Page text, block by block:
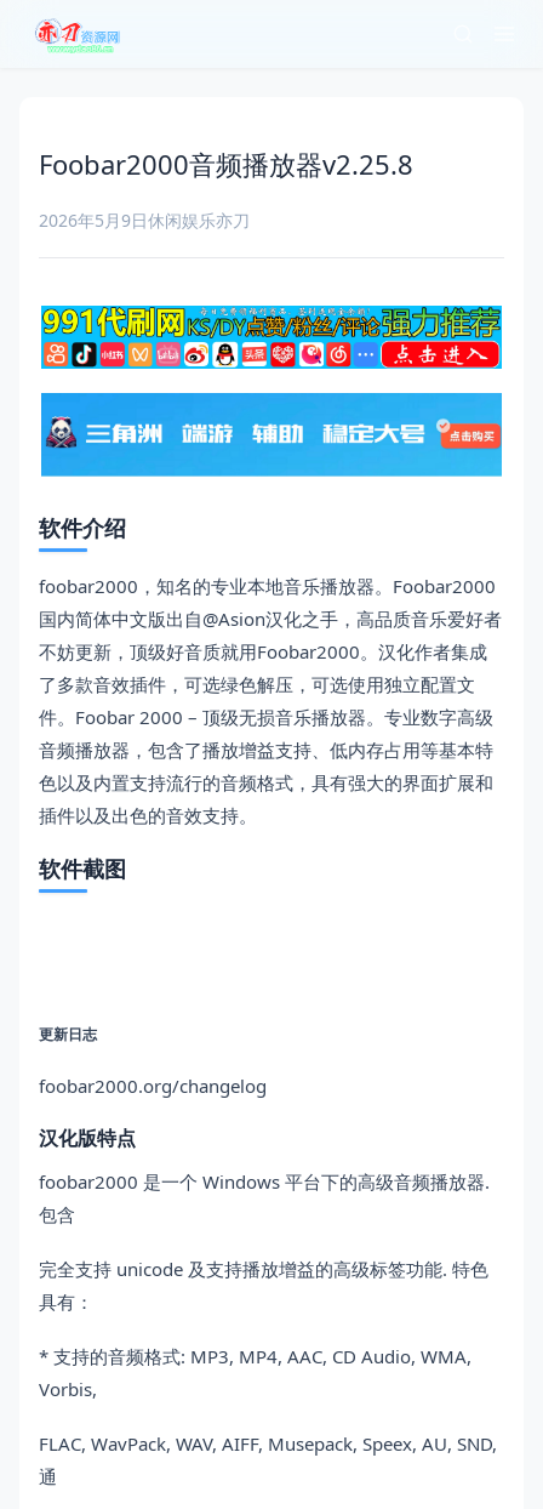
Foobar2000音频播放器v2.25.8
2026年5月9日休闲娱乐亦刀
软件介绍
foobar2000，知名的专业本地音乐播放器。Foobar2000
国内简体中文版出自@Asion汉化之手，高品质音乐爱好者
不妨更新，顶级好音质就用Foobar2000。汉化作者集成
了多款音效插件，可选绿色解压，可选使用独立配置文
件。Foobar 2000 – 顶级无损音乐播放器。专业数字高级
音频播放器，包含了播放增益支持、低内存占用等基本特
色以及内置支持流行的音频格式，具有强大的界面扩展和
插件以及出色的音效支持。
软件截图
更新日志
foobar2000.org/changelog
汉化版特点
foobar2000 是一个 Windows 平台下的高级音频播放器.
包含
完全支持 unicode 及支持播放增益的高级标签功能. 特色
具有：
* 支持的音频格式: MP3, MP4, AAC, CD Audio, WMA,
Vorbis,
FLAC, WavPack, WAV, AIFF, Musepack, Speex, AU, SND,
通